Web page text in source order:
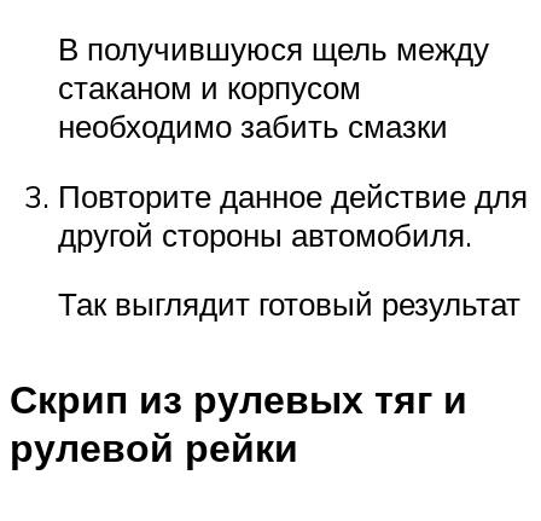
В получившуюся щель между
стаканом и корпусом
необходимо забить смазки
Повторите данное действие для
другой стороны автомобиля.
Так выглядит готовый результат
Скрип из рулевых тяг и
рулевой рейки